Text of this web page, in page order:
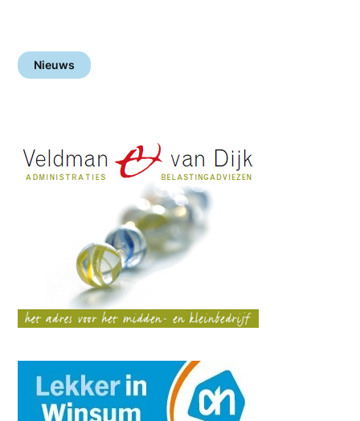
Nieuws